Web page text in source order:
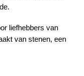
liefhebbers van
van stenen, een